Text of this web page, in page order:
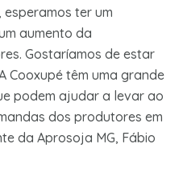
esperamos ter um
aumento da
Gostaríamos de estar
Cooxupé têm uma grande
podem ajudar a levar ao
dos produtores em
da Aprosoja MG, Fábio